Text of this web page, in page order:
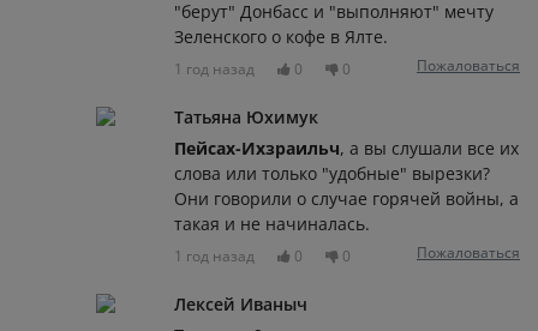
"берут" Донбасс и "выполняют" мечту
Зеленского о кофе в Ялте.
1 год назад 0 0 Пожаловаться
Татьяна Юхимук
Пейсах-Ихзраильч, а вы слушали все их
слова или только "удобные" вырезки?
Они говорили о случае горячей войны, а
такая и не начиналась.
1 год назад 0 0 Пожаловаться
Лексей Иваныч